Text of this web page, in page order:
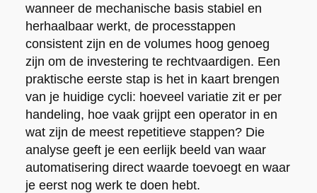
wanneer de mechanische basis stabiel en
herhaalbaar werkt, de processtappen
consistent zijn en de volumes hoog genoeg
zijn om de investering te rechtvaardigen. Een
praktische eerste stap is het in kaart brengen
van je huidige cycli: hoeveel variatie zit er per
handeling, hoe vaak grijpt een operator in en
wat zijn de meest repetitieve stappen? Die
analyse geeft je een eerlijk beeld van waar
automatisering direct waarde toevoegt en waar
je eerst nog werk te doen hebt.